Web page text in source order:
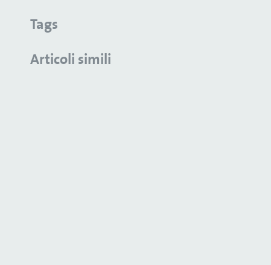
Tags
Articoli simili